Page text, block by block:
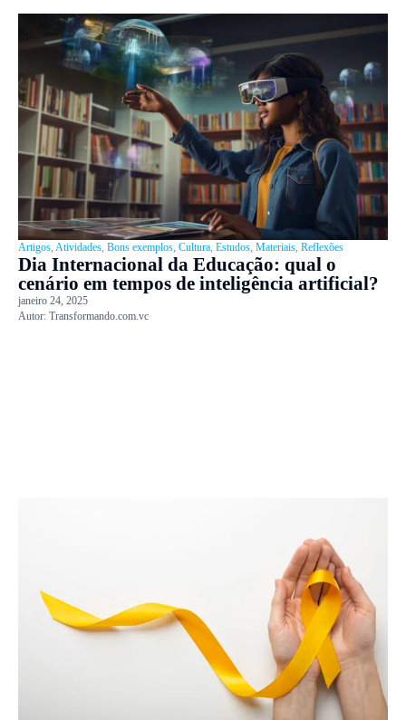
Artigos Atividades Bons exemplos Cultura Estudos Materiais Reflexões
Dia Internacional da Educação: qual o
cenário em tempos de inteligência artificial?
janeiro 24, 2025
Autor: Transformando.com.vc